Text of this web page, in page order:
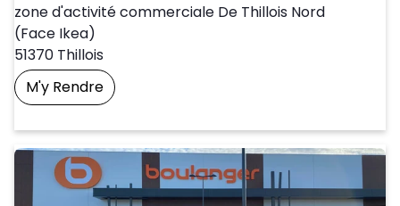
zone d'activité commerciale De Thillois Nord
(Face Ikea)
51370 Thillois
M'y RendrePrendre Un Rendez-Vous